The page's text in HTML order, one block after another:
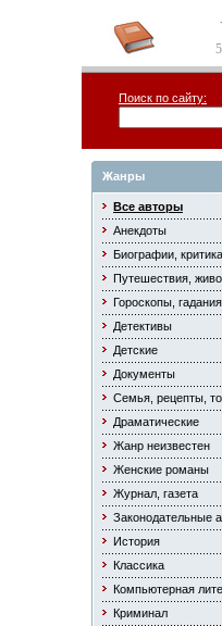
Поиск по сайту:
Жанры
Все авторы
Анекдоты
Биографии, критика
Путешествия,
Гороскопы, гадания
Детективы
Детские
Документы
Семья, рецепты,
Драматические
Жанр неизвестен
Женские романы
Журнал, газета
Законодательные
История
Классика
Компьютерная
Криминал